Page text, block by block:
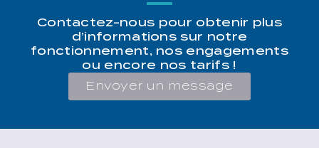
Contactez-nous pour obtenir plus
d’informations sur notre
fonctionnement, nos engagements
ou encore nos tarifs !
Envoyer un message